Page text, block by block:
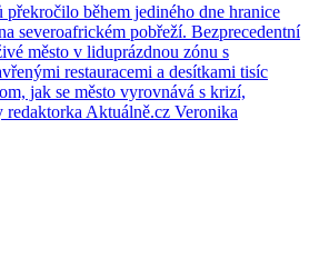
během jediného dne hranice
severoafrickém pobřeží. Bezprecedentní
město v liduprázdnou zónu s
restauracemi a desítkami tisíc
jak se město vyrovnává s krizí,
Aktuálně.cz Veronika